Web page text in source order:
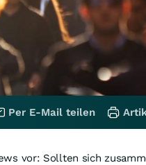
vor: Sollten sich
Per E-Mail teilen